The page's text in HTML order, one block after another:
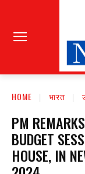
HOME भारत
PM
BUDGET
HOUSE, IN